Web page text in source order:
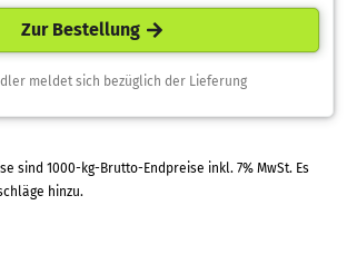
Zur Bestellung
meldet sich bezüglich der Lieferung
1000-kg-Brutto-Endpreise inkl. 7% MwSt. Es
kommen keine Aufschläge hinzu.